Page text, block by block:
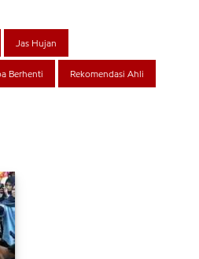
Jas Hujan
Berhenti Rekomendasi Ahli